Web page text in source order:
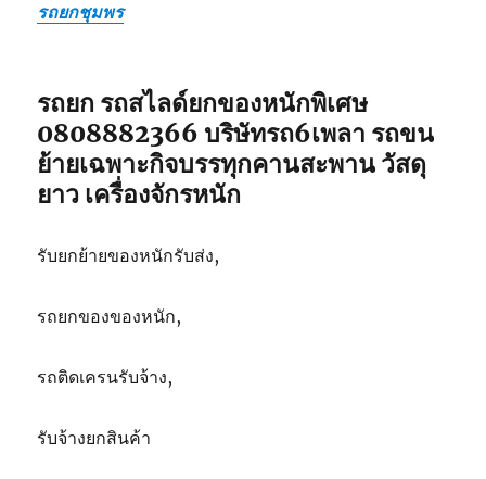
รถยกชุมพร
รถยก รถสไลด์ยกของหนักพิเศษ
0808882366 บริษัทรถ6เพลา รถขน
ย้ายเฉพาะกิจบรรทุกคานสะพาน วัสดุ
ยาว เครื่องจักรหนัก
รับยกย้ายของหนักรับส่ง,
รถยกของของหนัก,
รถติดเครนรับจ้าง,
รับจ้างยกสินค้า